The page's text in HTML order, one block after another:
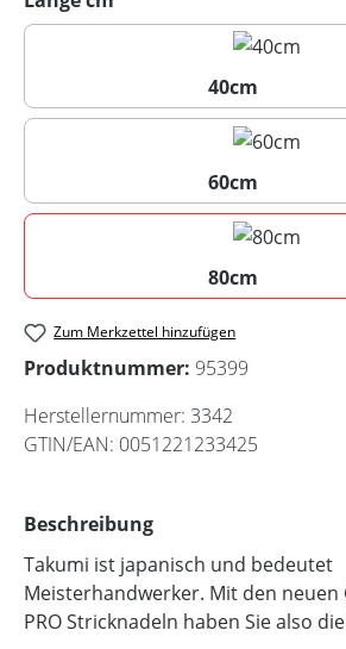
40cm
40cm
60cm
60cm
80cm
Zum Merkzettel hinzufügen
Produktnummer: 95399
Herstellernummer: 3342
GTIN/EAN: 0051221233425
Beschreibung
Takumi ist japanisch und bedeutet
Meisterhandwerker. Mit den neuen
PRO Stricknadeln haben Sie also